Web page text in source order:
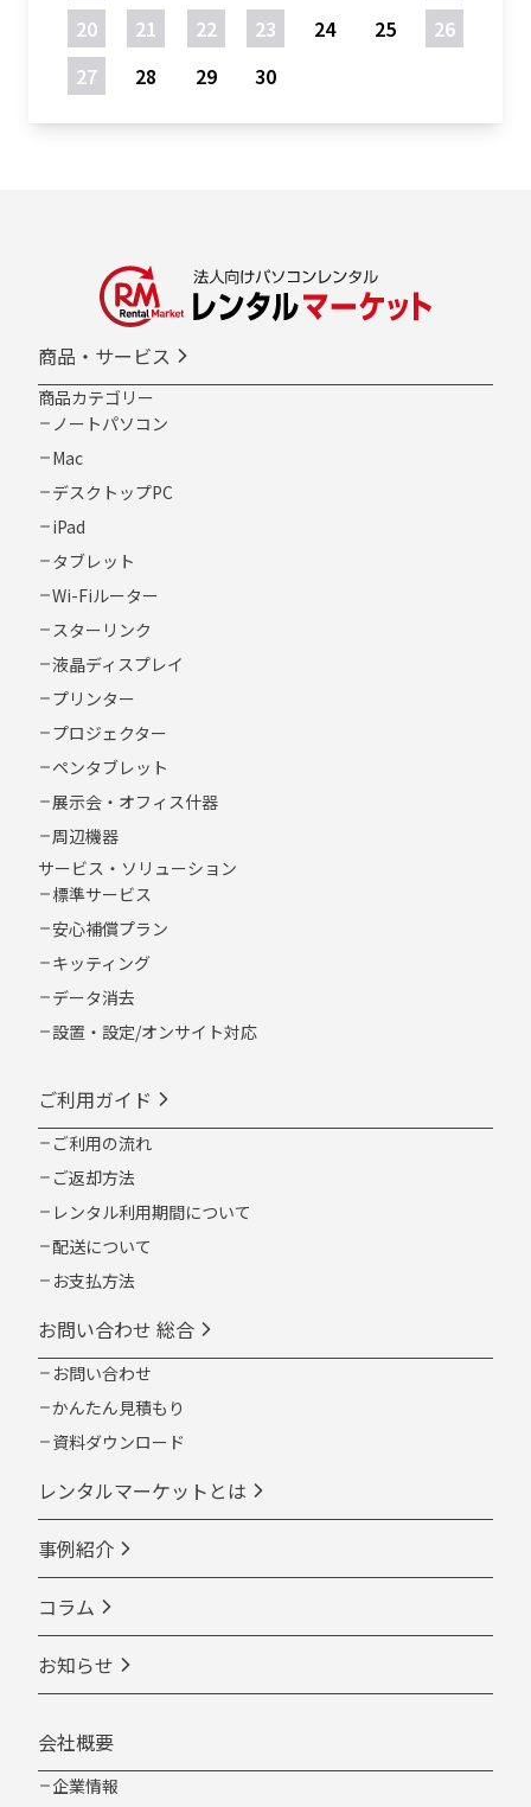
20
21 22 23 24 25
26
27
28 29 30
商品・サービス
商品カテゴリー
ノートパソコン
Mac
デスクトップPC
iPad
タブレット
Wi-Fiルーター
スターリンク
液晶ディスプレイ
プリンター
プロジェクター
ペンタブレット
展示会・オフィス什器
周辺機器
サービス・ソリューション
標準サービス
安心補償プラン
キッティング
データ消去
設置・設定/オンサイト対応
ご利用ガイド
ご利用の流れ
ご返却方法
レンタル利用期間について
配送について
お支払方法
お問い合わせ 総合
お問い合わせ
かんたん見積もり
資料ダウンロード
レンタルマーケットとは
事例紹介
コラム
お知らせ
会社概要
企業情報